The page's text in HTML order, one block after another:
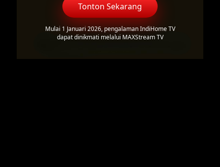
Tonton Sekarang
Mulai 1 Januari 2026, pengalaman IndiHome TV
dapat dinikmati melalui MAXStream TV